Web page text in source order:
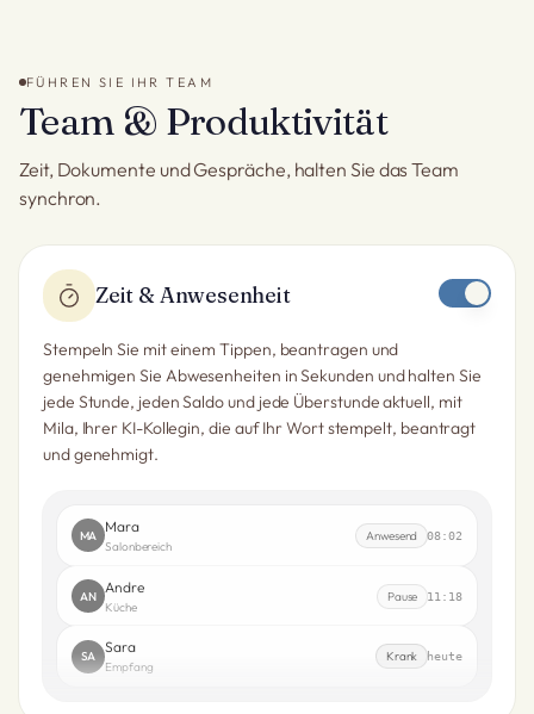
FÜHREN SIE IHR TEAM
Team & Produktivität
Zeit, Dokumente und Gespräche, halten Sie das Team
synchron.
Zeit & Anwesenheit
Stempeln Sie mit einem Tippen, beantragen und
genehmigen Sie Abwesenheiten in Sekunden und halten Sie
jede Stunde, jeden Saldo und jede Überstunde aktuell, mit
Mila, Ihrer KI-Kollegin, die auf Ihr Wort stempelt, beantragt
und genehmigt.
MA
Mara
Salonbereich
Anwesend 08:02
AN
Andre
Küche
Pause 11:18
SA
Sara
Empfang
Krank heute